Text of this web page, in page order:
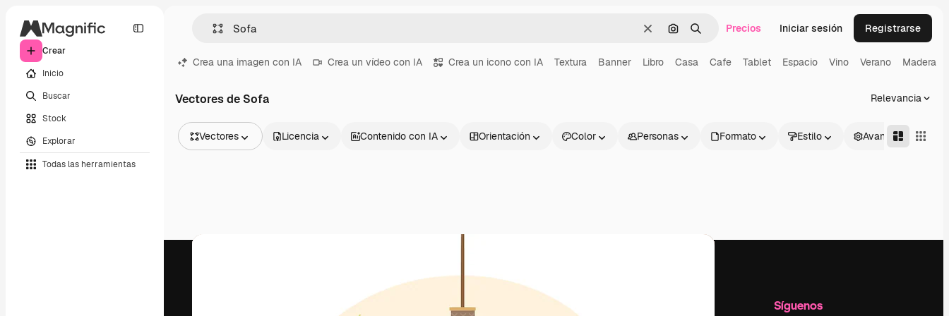
Crear
Inicio
Buscar
Stock
Explorar
Todas las herramientas
BorrarBuscar por imagen
BuscarPrecios Iniciar sesión Registrarse
Crea una imagen con IA Crea un vídeo con IA Crea un icono con IA Textura Banner Libro Casa Cafe Tablet Espacio Vino Verano Madera
Vectores de Sofa Relevancia
Vectores
Vídeos
Licencia Contenido con IA Orientación Color Personas Formato Estilo Avanzado
Productos Información útil Síguenos